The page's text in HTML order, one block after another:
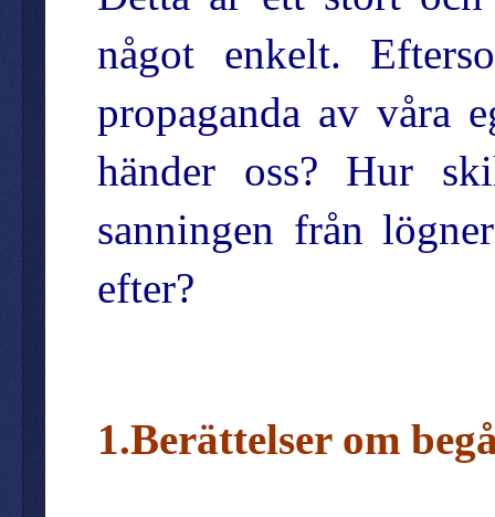
något enkelt.
propaganda av våra
händer oss? Hur
sanningen från
efter?
1.Berättelser om